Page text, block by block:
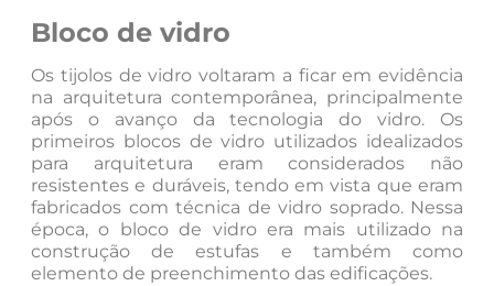
Bloco de vidro
Os tijolos de vidro voltaram a ficar em evidência
na arquitetura contemporânea, principalmente
após o avanço da tecnologia do vidro. Os
primeiros blocos de vidro utilizados idealizados
para arquitetura eram considerados não
resistentes e duráveis, tendo em vista que eram
fabricados com técnica de vidro soprado. Nessa
época, o bloco de vidro era mais utilizado na
construção de estufas e também como
elemento de preenchimento das edificações.